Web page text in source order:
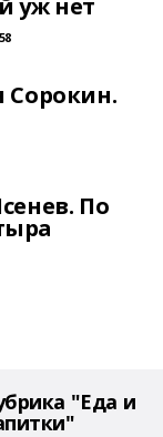
уж нет
Сорокин.
По
"Еда и